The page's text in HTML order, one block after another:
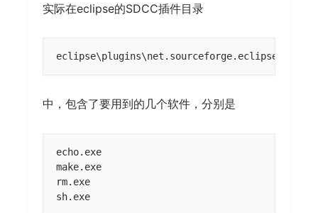
实际在eclipse的SDCC插件目录
中，包含了要用到的几个软件，分别是
echo.exe
make.exe
rm.exe